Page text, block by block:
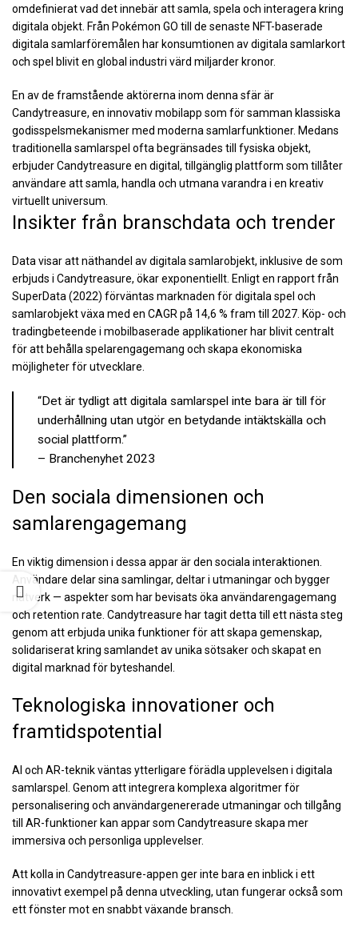
omdefinierat vad det innebär att samla, spela och interagera kring
digitala objekt. Från Pokémon GO till de senaste NFT-baserade
digitala samlarföremålen har konsumtionen av digitala samlarkort
och spel blivit en global industri värd miljarder kronor.
En av de framstående aktörerna inom denna sfär är
Candytreasure, en innovativ mobilapp som för samman klassiska
godisspelsmekanismer med moderna samlarfunktioner. Medans
traditionella samlarspel ofta begränsades till fysiska objekt,
erbjuder Candytreasure en digital, tillgänglig plattform som tillåter
användare att samla, handla och utmana varandra i en kreativ
virtuellt universum.
Insikter från branschdata och trender
Data visar att näthandel av digitala samlarobjekt, inklusive de som
erbjuds i Candytreasure, ökar exponentiellt. Enligt en rapport från
SuperData (2022) förväntas marknaden för digitala spel och
samlarobjekt växa med en CAGR på 14,6 % fram till 2027. Köp- och
tradingbeteende i mobilbaserade applikationer har blivit centralt
för att behålla spelarengagemang och skapa ekonomiska
möjligheter för utvecklare.
“Det är tydligt att digitala samlarspel inte bara är till för
underhållning utan utgör en betydande intäktskälla och
social plattform.”
– Branchenyhet 2023
Den sociala dimensionen och
samlarengagemang
En viktig dimension i dessa appar är den sociala interaktionen.
Användare delar sina samlingar, deltar i utmaningar och bygger
nätverk — aspekter som har bevisats öka användarengagemang
och retention rate. Candytreasure har tagit detta till ett nästa steg
genom att erbjuda unika funktioner för att skapa gemenskap,
solidariserat kring samlandet av unika sötsaker och skapat en
digital marknad för byteshandel.
Teknologiska innovationer och
framtidspotential
AI och AR-teknik väntas ytterligare förädla upplevelsen i digitala
samlarspel. Genom att integrera komplexa algoritmer för
personalisering och användargenererade utmaningar och tillgång
till AR-funktioner kan appar som Candytreasure skapa mer
immersiva och personliga upplevelser.
Att kolla in Candytreasure-appen ger inte bara en inblick i ett
innovativt exempel på denna utveckling, utan fungerar också som
ett fönster mot en snabbt växande bransch.